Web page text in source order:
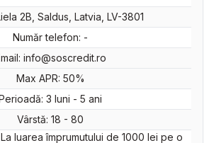
2B, Saldus, Latvia, LV-3801
Număr telefon: -
info@soscredit.ro
Max APR: 50%
3 luni - 5 ani
Vârstă: 18 - 80
luarea împrumutului de 1000 lei pe o